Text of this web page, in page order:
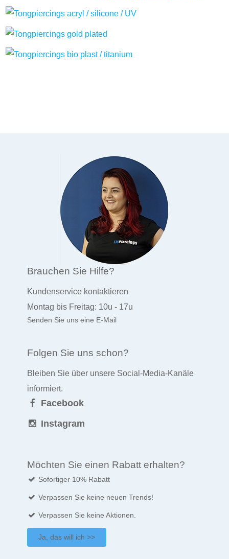
Brauchen Sie Hilfe?
Kundenservice kontaktieren
Montag bis Freitag: 10u - 17u
Senden Sie uns eine E-Mail
Folgen Sie uns schon?
Bleiben Sie über unsere Social-Media-Kanäle
informiert.
Facebook
Instagram
Möchten Sie einen Rabatt erhalten?
Sofortiger 10% Rabatt
Verpassen Sie keine neuen Trends!
Verpassen Sie keine Aktionen.
Ja, das will ich >>